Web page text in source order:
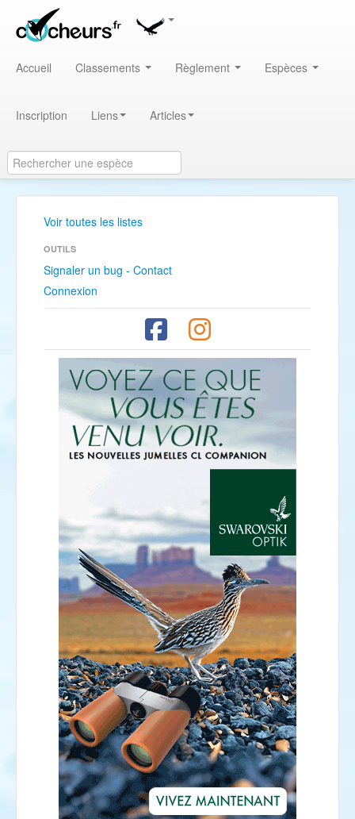
Accueil Classements Règlement Espèces
Inscription Liens Articles
Voir toutes les listes
OUTILS
Signaler un bug - Contact
Connexion